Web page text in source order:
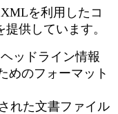
を利用したコ
供しています。
ッドライン情報
めのフォーマット
れた文書ファイル